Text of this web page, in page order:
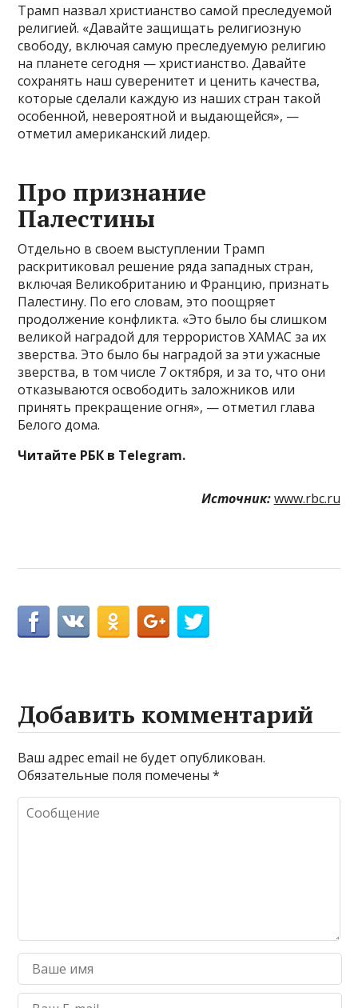
Трамп назвал христианство самой преследуемой
религией. «Давайте защищать религиозную
свободу, включая самую преследуемую религию
на планете сегодня — христианство. Давайте
сохранять наш суверенитет и ценить качества,
которые сделали каждую из наших стран такой
особенной, невероятной и выдающейся», —
отметил американский лидер.
Про признание
Палестины
Отдельно в своем выступлении Трамп
раскритиковал решение ряда западных стран,
включая Великобританию и Францию, признать
Палестину. По его словам, это поощряет
продолжение конфликта. «Это было бы слишком
великой наградой для террористов ХАМАС за их
зверства. Это было бы наградой за эти ужасные
зверства, в том числе 7 октября, и за то, что они
отказываются освободить заложников или
принять прекращение огня», — отметил глава
Белого дома.
Читайте РБК в Telegram.
Источник: www.rbc.ru
Добавить комментарий
Ваш адрес email не будет опубликован.
Обязательные поля помечены*